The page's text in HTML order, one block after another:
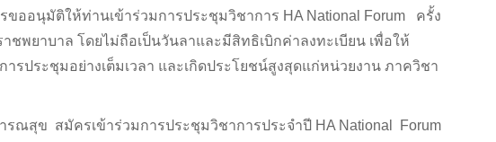
ออนุมัติให้ท่านเข้าร่วมการประชุมวิชาการ HA National Forum ครั้ง
พยาบาล โดยไม่ถือเป็นวันลาและมีสิทธิเบิกค่าลงทะเบียน เพื่อให้
รประชุมอย่างเต็มเวลา และเกิดประโยชน์สูงสุดแก่หน่วยงาน ภาควิชา
สมัครเข้าร่วมการประชุมวิชาการประจำปี HA National Forum